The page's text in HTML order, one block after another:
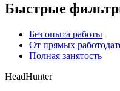
Быстрые
Без опыта работы
От прямых
Полная занятость
HeadHunter